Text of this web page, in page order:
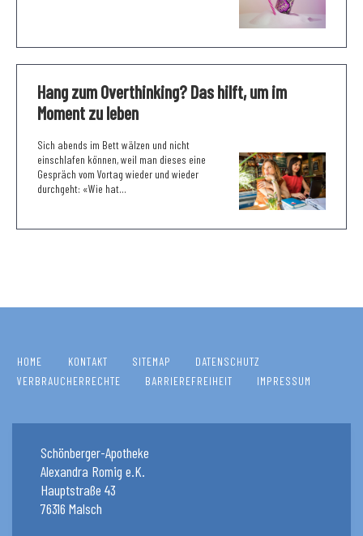
Hang zum Overthinking? Das hilft, um im
Moment zu leben
Sich abends im Bett wälzen und nicht
einschlafen können, weil man dieses eine
Gespräch vom Vortag wieder und wieder
durchgeht: «Wie hat...
HOME KONTAKT SITEMAP
DATENSCHUTZ
VERBRAUCHERRECHTE
BARRIEREFREIHEIT IMPRESSUM
Schönberger-Apotheke
Alexandra Romig e.K.
Hauptstraße 43
76316 Malsch